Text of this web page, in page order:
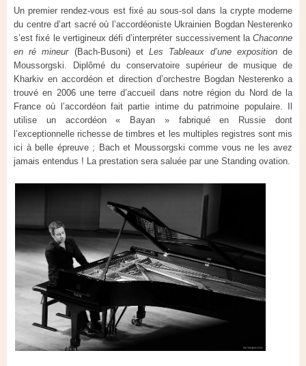
Un premier rendez-vous est fixé au sous-sol dans la crypte moderne
du centre d’art sacré où l’accordéoniste Ukrainien Bogdan Nesterenko
s’est fixé le vertigineux défi d’interpréter successivement la Chaconne
en ré mineur(Bach-Busoni) etLes Tableaux d’une expositionde
Moussorgski. Diplômé du conservatoire supérieur de musique de
Kharkiv en accordéon et direction d’orchestre Bogdan Nesterenko a
trouvé en 2006 une terre d’accueil dans notre région du Nord de la
France où l’accordéon fait partie intime du patrimoine populaire. Il
utilise un accordéon « Bayan » fabriqué en Russie dont
l’exceptionnelle richesse de timbres et les multiples registres sont mis
ici à belle épreuve ; Bach et Moussorgski comme vous ne les avez
jamais entendus ! La prestation sera saluée par une Standing ovation.